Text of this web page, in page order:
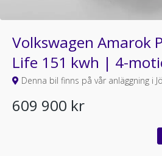
Volkswagen Amarok
Life 151 kwh | 4-
Denna bil finns på vår anläggning i
609 900 kr